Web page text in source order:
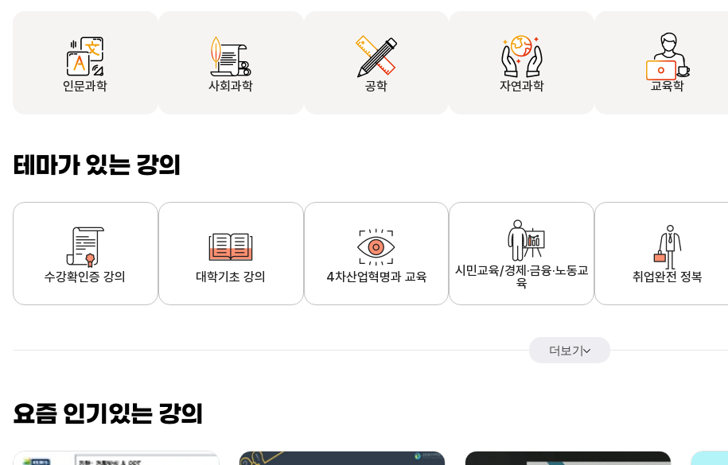
인문과학 사회과학 공학 자연과학 교육학
테마가 있는 강의
수강확인증 강의 대학기초 강의 4차산업혁명과 교육
시민교육/경제·금융·노동교
육
취업완전 정복
더보기
요즘 인기있는 강의